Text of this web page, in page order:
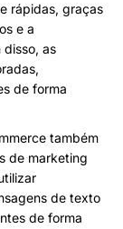
rápidas, graças
e a
as
de forma
também
de marketing
de texto
de forma